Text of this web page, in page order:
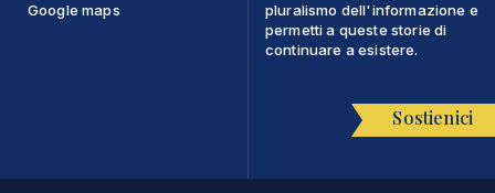
Google maps
pluralismo dell'informazione e
permetti a queste storie di
continuare a esistere.
Sostienici